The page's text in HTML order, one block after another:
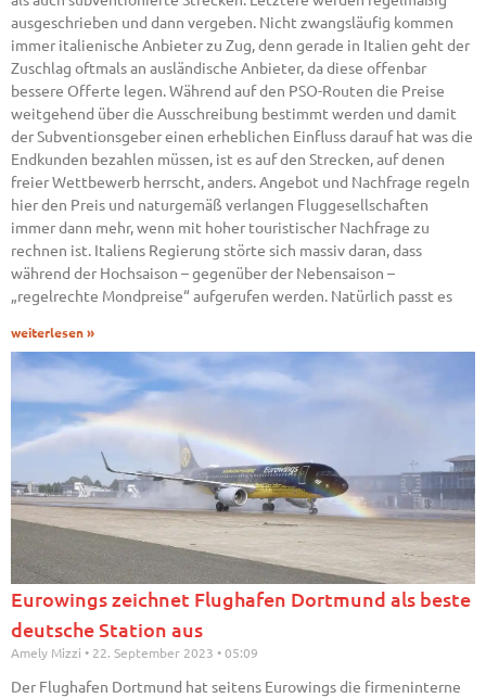
ausgeschrieben und dann vergeben. Nicht zwangsläufig kommen
immer italienische Anbieter zu Zug, denn gerade in Italien geht der
Zuschlag oftmals an ausländische Anbieter, da diese offenbar
bessere Offerte legen. Während auf den PSO-Routen die Preise
weitgehend über die Ausschreibung bestimmt werden und damit
der Subventionsgeber einen erheblichen Einfluss darauf hat was die
Endkunden bezahlen müssen, ist es auf den Strecken, auf denen
freier Wettbewerb herrscht, anders. Angebot und Nachfrage regeln
hier den Preis und naturgemäß verlangen Fluggesellschaften
immer dann mehr, wenn mit hoher touristischer Nachfrage zu
rechnen ist. Italiens Regierung störte sich massiv daran, dass
während der Hochsaison – gegenüber der Nebensaison –
„regelrechte Mondpreise“ aufgerufen werden. Natürlich passt es
weiterlesen »
Eurowings zeichnet Flughafen Dortmund als beste
deutsche Station aus
Amely Mizzi 22. September 2023 05:09
Der Flughafen Dortmund hat seitens Eurowings die firmeninterne